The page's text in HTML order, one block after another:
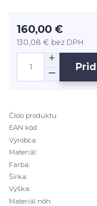
160,00 €
130,08 € bez DPH
Číslo produktu:
EAN kód:
Výrobca:
Materiál:
Farba:
Šírka:
Výška:
Materiál nôh: